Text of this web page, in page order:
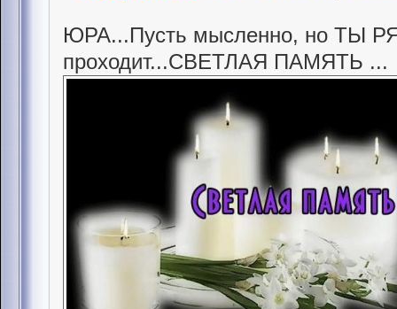
ЮРА...Пусть мысленно, но ТЫ
проходит...СВЕТЛАЯ ПАМЯТЬ ...